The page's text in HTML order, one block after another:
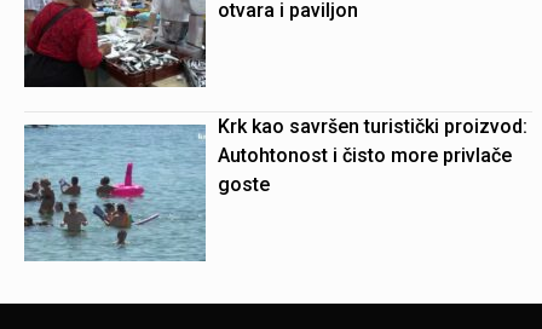
otvara i paviljon
Krk kao savršen turistički proizvod:
Autohtonost i čisto more privlače
goste